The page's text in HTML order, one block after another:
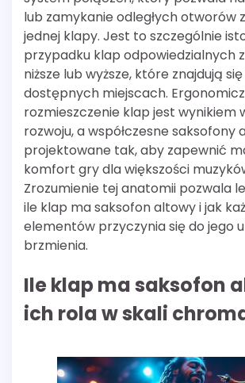
lub zamykanie odległych otworów
jednej klapy. Jest to szczególnie
przypadku klap odpowiedzialnych
niższe lub wyższe, które znajdują
dostępnych miejscach.
rozmieszczenie klap jest wynikiem
rozwoju, a współczesne saksofony
projektowane tak, aby zapewnić
komfort gry dla większości
Zrozumienie tej anatomii pozwala
ile klap ma saksofon altowy i jak
elementów przyczynia się do jego
brzmienia.
Ile klap ma saksofon
ich rola w skali